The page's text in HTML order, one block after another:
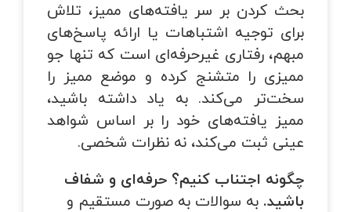
بحث کردن بر سر یافته‌های ممیز، تلاش
برای توجیه اشتباهات یا ارائه پاسخ‌های
مبهم، رفتاری غیرحرفه‌ای است که تنها جو
ممیزی را متشنج کرده و موضع ممیز را
سخت‌تر می‌کند. به یاد داشته باشید،
ممیز یافته‌های خود را بر اساس شواهد
عینی ثبت می‌کند، نه نظرات شخصی.
چگونه اجتناب کنیم؟ حرفه‌ای و شفاف
باشید. به سوالات به صورت مستقیم و